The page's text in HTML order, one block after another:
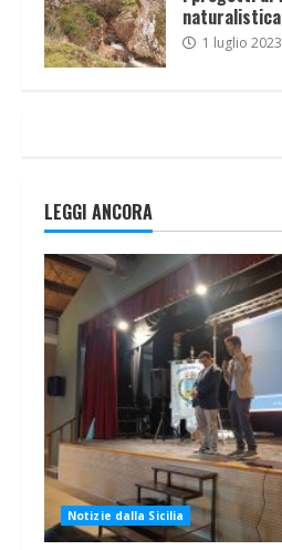
naturalistica
1 luglio 2023
LEGGI ANCORA
Notizie dalla Sicilia